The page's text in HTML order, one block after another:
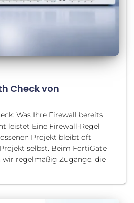
Check von
Was Ihre Firewall bereits
leistet Eine Firewall-Regel
Projekt bleibt oft
selbst. Beim FortiGate
wir regelmäßig Zugänge, die